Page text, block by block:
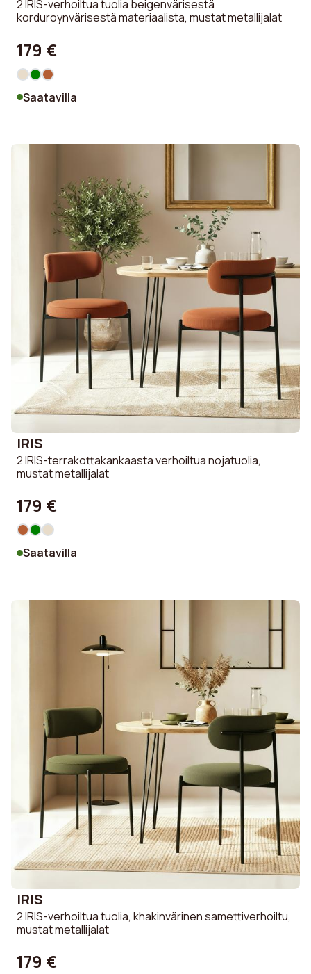
2 IRIS-verhoiltua tuolia beigenvärisestä
korduroynvärisestä materiaalista, mustat metallijalat
179 €
Saatavilla
IRIS
2 IRIS-terrakottakankaasta verhoiltua nojatuolia,
mustat metallijalat
179 €
Saatavilla
IRIS
2 IRIS-verhoiltua tuolia, khakinvärinen samettiverhoiltu,
mustat metallijalat
179 €